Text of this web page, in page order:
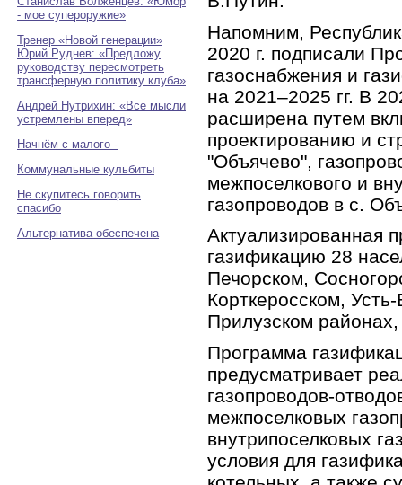
- мое супероружие»
Тренер «Новой генерации»
Юрий Руднев: «Предложу
руководству пересмотреть
трансферную политику клуба»
Андрей Нутрихин: «Все мысли
устремлены вперед»
Начнём с малого -
Коммунальные кульбиты
Не скупитесь говорить
спасибо
Альтернатива обеспечена
Напомним,
2020 г. подписали
газоснабжения и
на 2021–2025 гг. В
расширена путем
проектированию и
"Объячево",
межпоселкового и
газопроводов в с.
Актуализированная
газификацию 28
Печорском,
Корткеросском,
Прилузском
Программа
предусматривает
газопроводов-
межпоселковых
внутрипоселковых
условия для